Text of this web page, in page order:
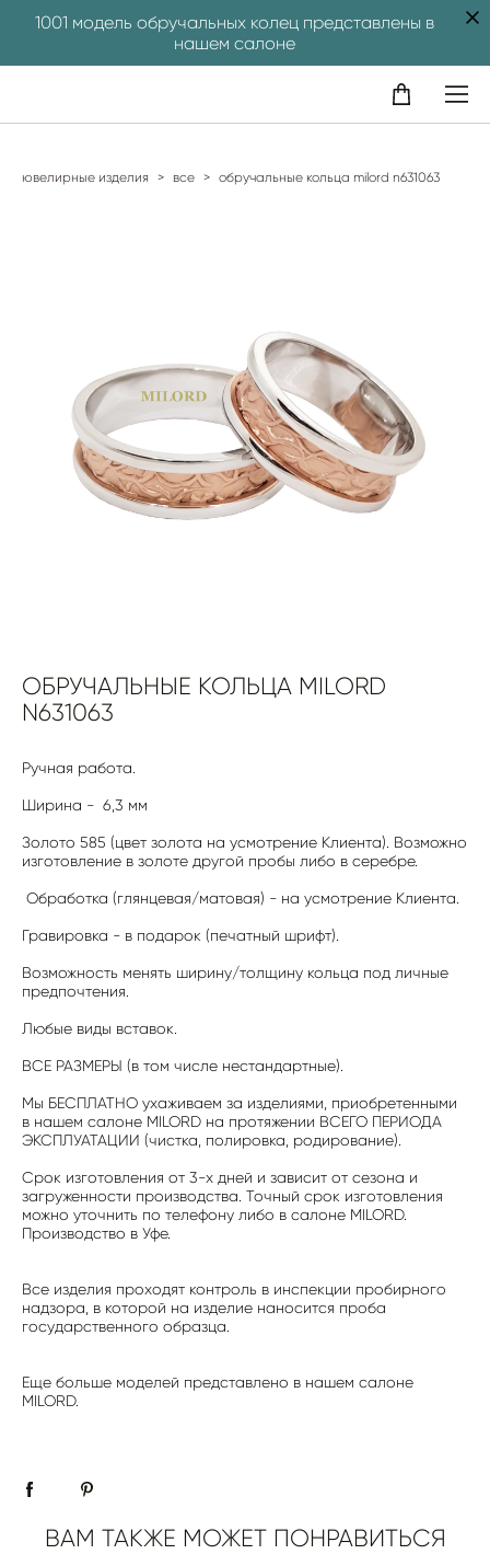
1001 модель обручальных колец представлены в
нашем салоне
ювелирные изделия > все > обручальные кольца milord n631063
ОБРУЧАЛЬНЫЕ КОЛЬЦА MILORD
N631063
Ручная работа.
Ширина - 6,3 мм
Золото 585 (цвет золота на усмотрение Клиента). Возможно
изготовление в золоте другой пробы либо в серебре.
Обработка (глянцевая/матовая) - на усмотрение Клиента.
Гравировка - в подарок (печатный шрифт).
Возможность менять ширину/толщину кольца под личные
предпочтения.
Любые виды вставок.
ВСЕ РАЗМЕРЫ (в том числе нестандартные).
Мы БЕСПЛАТНО ухаживаем за изделиями, приобретенными
в нашем салоне MILORD на протяжении ВСЕГО ПЕРИОДА
ЭКСПЛУАТАЦИИ (чистка, полировка, родирование).
Срок изготовления от 3-х дней и зависит от сезона и
загруженности производства. Точный срок изготовления
можно уточнить по телефону либо в салоне MILORD.
Производство в Уфе.
Все изделия проходят контроль в инспекции пробирного
надзора, в которой на изделие наносится проба
государственного образца.
Еще больше моделей представлено в нашем салоне
MILORD.
ВАМ ТАКЖЕ МОЖЕТ ПОНРАВИТЬСЯ